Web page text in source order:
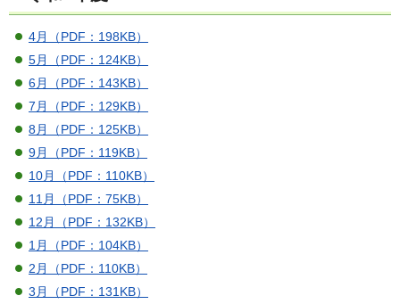
4月（PDF：198KB）
5月（PDF：124KB）
6月（PDF：143KB）
7月（PDF：129KB）
8月（PDF：125KB）
9月（PDF：119KB）
10月（PDF：110KB）
11月（PDF：75KB）
12月（PDF：132KB）
1月（PDF：104KB）
2月（PDF：110KB）
3月（PDF：131KB）